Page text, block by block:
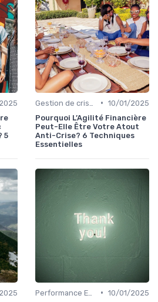
5
• 10/01/2025
Pourquoi L’Agilité Financière
Peut-Elle Être Votre Atout
Anti-Crise? 6 Techniques
Essentielles
• 10/01/2025